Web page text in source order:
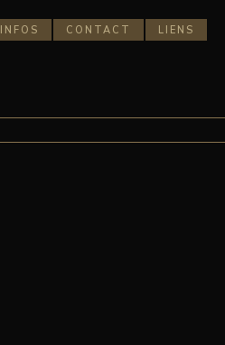
INFOS CONTACT LIENS